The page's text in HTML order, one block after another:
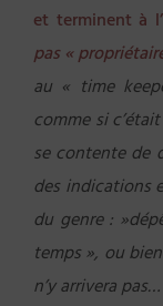
et terminent à
pas «
au « time
comme si
se contente de
des indications
du genre :
temps », ou
n’y arrivera